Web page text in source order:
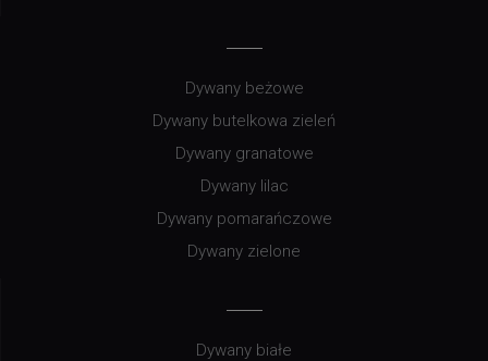
Dywany beżowe
Dywany butelkowa zieleń
Dywany granatowe
Dywany lilac
Dywany pomarańczowe
Dywany zielone
Dywany białe